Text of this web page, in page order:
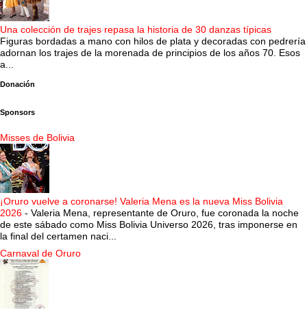
Una colección de trajes repasa la historia de 30 danzas típicas
Figuras bordadas a mano con hilos de plata y decoradas con pedrería
adornan los trajes de la morenada de principios de los años 70. Esos
a...
Donación
Sponsors
Misses de Bolivia
¡Oruro vuelve a coronarse! Valeria Mena es la nueva Miss Bolivia
2026 - Valeria Mena, representante de Oruro, fue coronada la noche
de este sábado como Miss Bolivia Universo 2026, tras imponerse en
la final del certamen naci...
Carnaval de Oruro